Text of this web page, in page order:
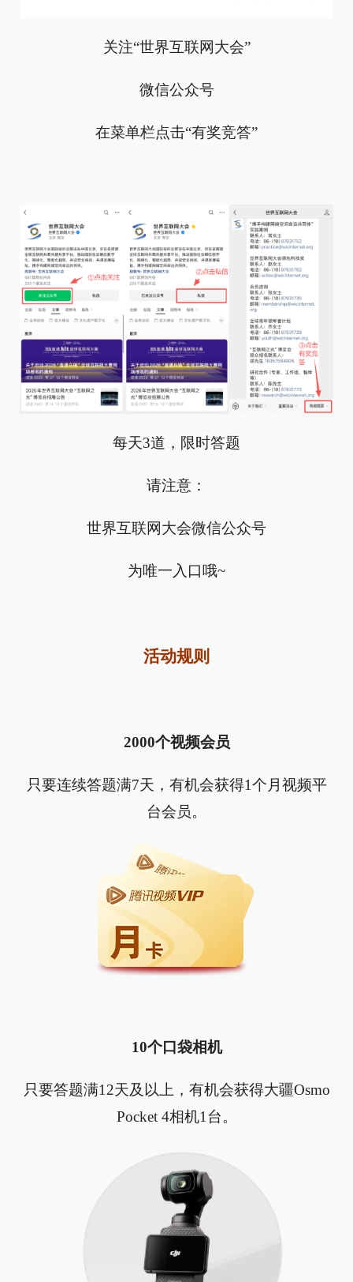
关注“世界互联网大会”
微信公众号
在菜单栏点击“有奖竞答”
每天3道，限时答题
请注意：
世界互联网大会微信公众号
为唯一入口哦~
活动规则
2000个视频会员
只要连续答题满7天，有机会获得1个月视频平
台会员。
10个口袋相机
只要答题满12天及以上，有机会获得大疆Osmo
Pocket 4相机1台。